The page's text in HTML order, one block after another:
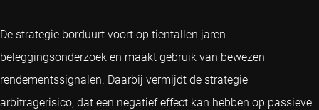
De strategie borduurt voort op tientallen jaren
beleggingsonderzoek en maakt gebruik van bewezen
rendementssignalen. Daarbij vermijdt de strategie
arbitragerisico, dat een negatief effect kan hebben op passieve